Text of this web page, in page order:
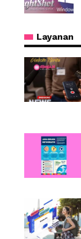
Layanan